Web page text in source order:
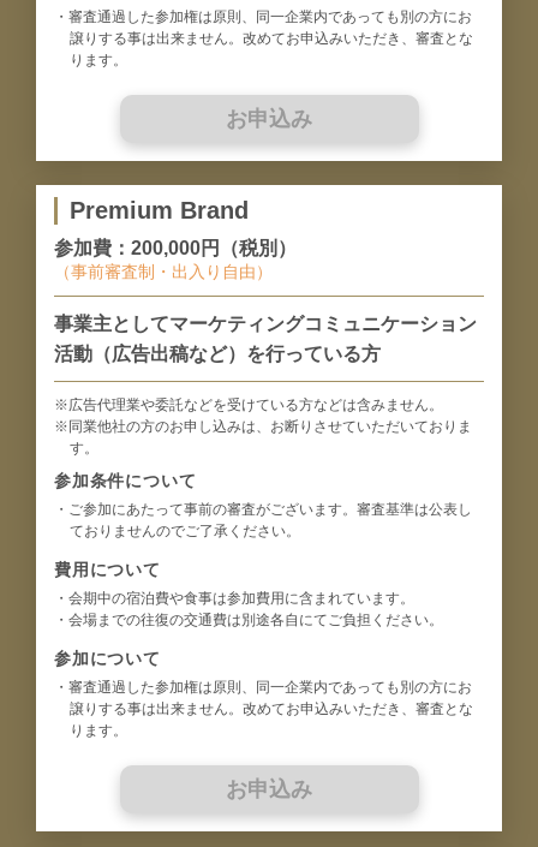
・審査通過した参加権は原則、同一企業内であっても別の方にお
譲りする事は出来ません。改めてお申込みいただき、審査とな
ります。
お申込み
Premium Brand
参加費：200,000円（税別）
（事前審査制・出入り自由）
事業主としてマーケティングコミュニケーション
活動（広告出稿など）を行っている方
※広告代理業や委託などを受けている方などは含みません。
※同業他社の方のお申し込みは、お断りさせていただいておりま
す。
参加条件について
・ご参加にあたって事前の審査がございます。審査基準は公表し
ておりませんのでご了承ください。
費用について
・会期中の宿泊費や食事は参加費用に含まれています。
・会場までの往復の交通費は別途各自にてご負担ください。
参加について
・審査通過した参加権は原則、同一企業内であっても別の方にお
譲りする事は出来ません。改めてお申込みいただき、審査とな
ります。
お申込み